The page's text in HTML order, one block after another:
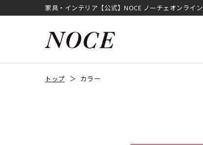
家具・インテリア【公式】NOCE ノーチェオンライ
トップ カラー